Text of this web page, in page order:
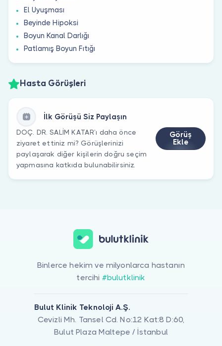
El Uyuşması
Beyinde Hipoksi
Boyun Kanal Darlığı
Patlamış Boyun Fıtığı
Hasta Görüşleri
İlk Görüşü Siz Paylaşın
DOÇ. DR. SALİM KATAR’ı daha önce
ziyaret ettiniz mi? Görüşlerinizi
paylaşarak diğer kişilerin doğru seçim
yapmasına katkıda bulunabilirsiniz.
Görüş
Ekle
Binlerce hekim ve milyonlarca hastanın
tercihi #bulutklinik
Bulut Klinik Teknoloji A.Ş.
Cevizli Mh. Tansel Cd. No:12 Kat:8 D:60,
Bulut Plaza Maltepe / İstanbul